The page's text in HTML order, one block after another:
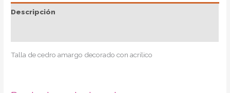
Descripción
Talla de cedro amargo decorado con acrilico